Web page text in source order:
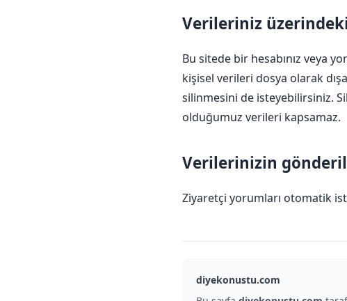
Verileriniz
Bu sitede bir hesabınız veya
kişisel verileri dosya olarak
silinmesini de isteyebilirsiniz.
olduğumuz verileri kapsamaz.
Verilerinizin
Ziyaretçi yorumları otomatik
diyekonustu.com